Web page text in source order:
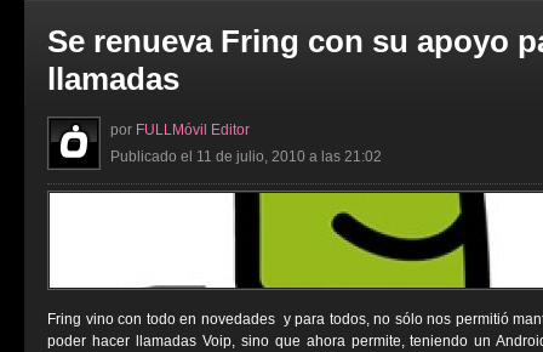
Se renueva Fring con su apoyo
llamadas
por FULLMóvil Editor
Publicado el 11 de julio, 2010 a las 21:02
Fring vino con todo en novedades y para todos, no sólo nos permitió
poder hacer llamadas Voip, sino que ahora permite, teniendo un